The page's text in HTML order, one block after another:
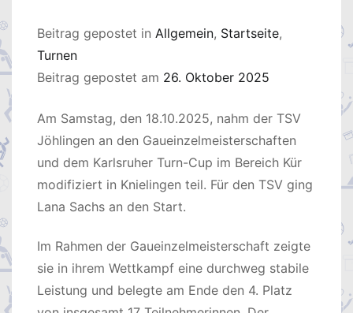
Beitrag gepostet in Allgemein, Startseite,
Turnen
Beitrag gepostet am 26. Oktober 2025
Am Samstag, den 18.10.2025, nahm der TSV
Jöhlingen an den Gaueinzelmeisterschaften
und dem Karlsruher Turn-Cup im Bereich Kür
modifiziert in Knielingen teil. Für den TSV ging
Lana Sachs an den Start.
Im Rahmen der Gaueinzelmeisterschaft zeigte
sie in ihrem Wettkampf eine durchweg stabile
Leistung und belegte am Ende den 4. Platz